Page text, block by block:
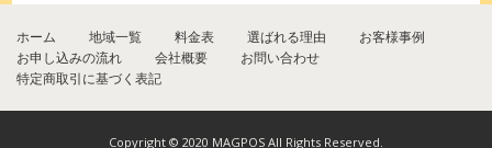
ホーム 地域一覧 料金表 選ばれる理由
お客様事例
お申し込みの流れ
会社概要
お問い合わせ
特定商取引に基づく表記
Copyright © 2020 MAGPOS All Rights Reserved.